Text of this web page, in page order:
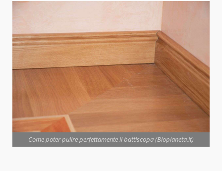
Come poter pulire perfettamente il battiscopa (Biopianeta.it)